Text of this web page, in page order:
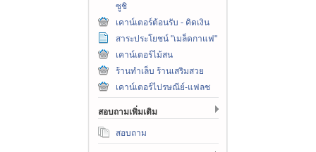
ซูชิ
เคาน์เตอร์ต้อนรับ - คิดเงิน
สาระประโยชน์ "เมล็ดกาแฟ"
เคาน์เตอร์ไม้สน
ร้านทำเล็บ ร้านเสริมสวย
เคาน์เตอร์ไปรษณีย์-แฟลช
สอบถามเพิ่มเติม
สอบถาม